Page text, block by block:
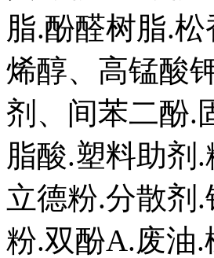
脂.酚醛树脂.
烯醇、高锰酸
剂、间苯二酚.
脂酸.塑料助剂
立德粉.分散剂
粉.双酚A.废油